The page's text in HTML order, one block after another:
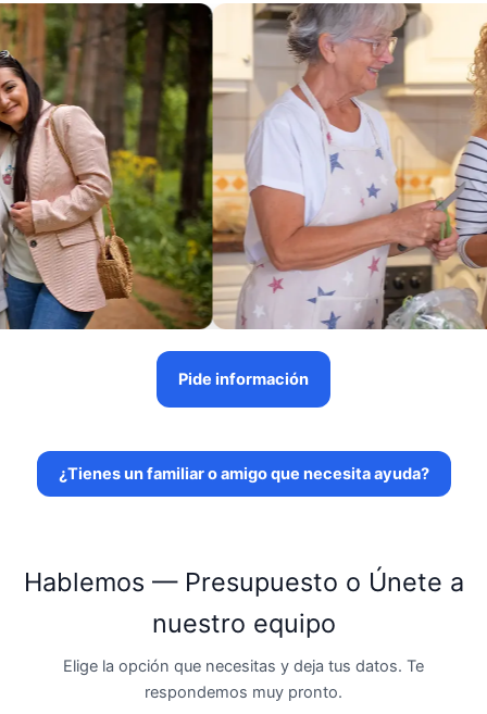
Pide información
¿Tienes un familiar o amigo que necesita ayuda?
Hablemos — Presupuesto o Únete a
nuestro equipo
Elige la opción que necesitas y deja tus datos. Te
respondemos muy pronto.